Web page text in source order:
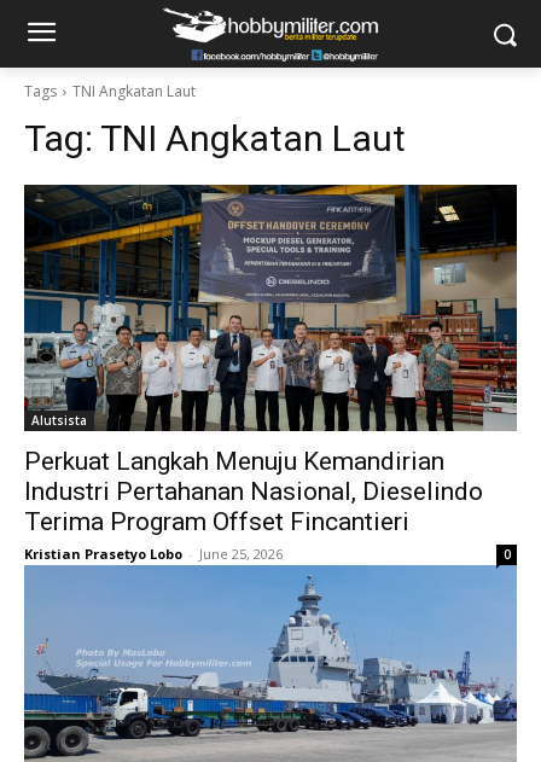
Tags TNI Angkatan Laut
Tag: TNI Angkatan Laut
Alutsista
Perkuat Langkah Menuju Kemandirian
Industri Pertahanan Nasional, Dieselindo
Terima Program Offset Fincantieri
Kristian Prasetyo Lobo - June 25, 2026 0